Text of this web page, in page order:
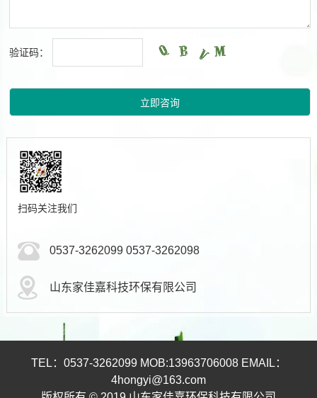
验证码：
扫码关注我们
0537-3262099 0537-3262098
山东家佳嘉科技环保有限公司
TEL：0537-3262099 MOB:13963706008 EMAIL：
4hongyi@163.com